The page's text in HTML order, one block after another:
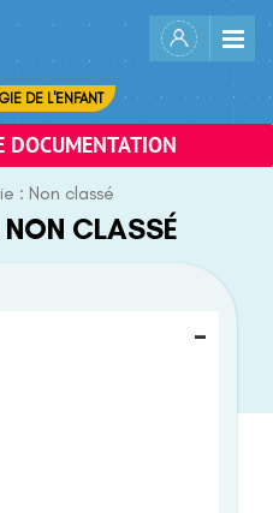
DE L'ENFANT
DOCUMENTATION
: Non classé
NON CLASSÉ
-